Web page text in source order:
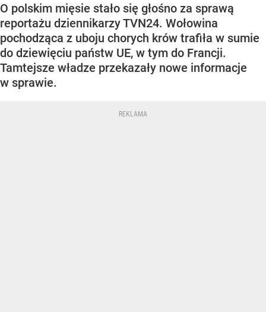
O polskim mięsie stało się głośno za sprawą
reportażu dziennikarzy TVN24. Wołowina
pochodząca z uboju chorych krów trafiła w sumie
do dziewięciu państw UE, w tym do Francji.
Tamtejsze władze przekazały nowe informacje
w sprawie.